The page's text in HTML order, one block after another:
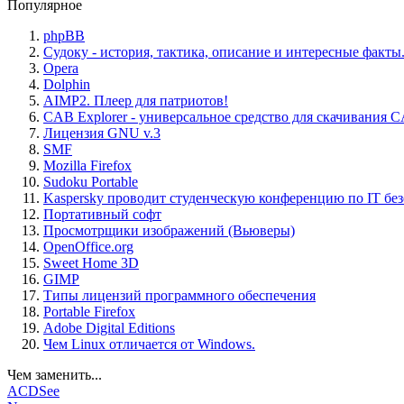
Популярное
phpBB
Судоку - история, тактика, описание и интересные факты.
Opera
Dolphin
AIMP2. Плеер для патриотов!
CAB Explorer - универсальное средство для скачивания
Лицензия GNU v.3
SMF
Mozilla Firefox
Sudoku Portable
Kaspersky проводит студенческую конференцию по IT
Портативный софт
Просмотрщики изображений (Вьюверы)
OpenOffice.org
Sweet Home 3D
GIMP
Типы лицензий программного обеспечения
Portable Firefox
Adobe Digital Editions
Чем Linux отличается от Windows.
Чем заменить...
ACDSee